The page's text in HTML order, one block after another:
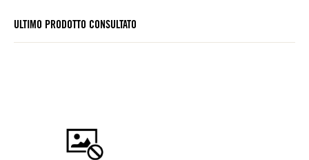
ULTIMO PRODOTTO CONSULTATO